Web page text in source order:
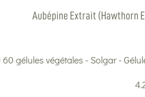
Aubépine Extrait (Hawthorn